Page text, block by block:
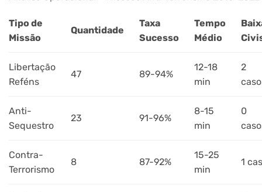
Tipo de
Missão
Quantidade
Taxa
Sucesso
Tempo
Médio
Libertação
Reféns
47 89-94%
12-18
min
2
Anti-
Sequestro
23 91-96%
8-15
min
0
Contra-
Terrorismo
8 87-92%
15-25
min
1